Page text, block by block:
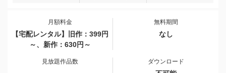
月額料金
【宅配レンタル】旧作：399円
～、新作：630円～
無料期間
なし
見放題作品数 ダウンロード